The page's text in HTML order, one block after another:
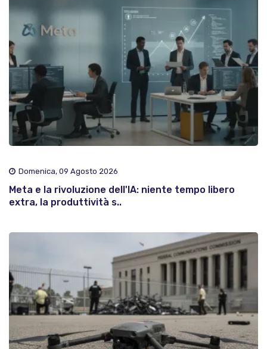
Domenica, 09 Agosto 2026
Meta e la rivoluzione dell'IA: niente tempo libero
extra, la produttività s..